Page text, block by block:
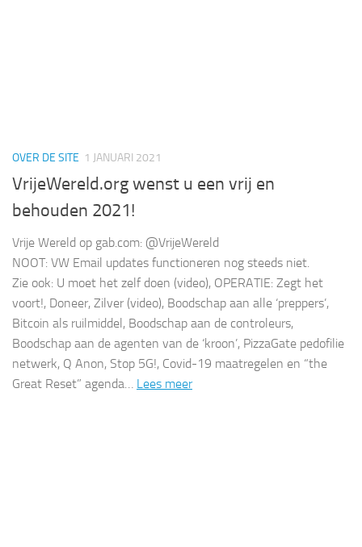
OVER DE SITE 1 JANUARI 2021
VrijeWereld.org wenst u een vrij en
behouden 2021!
Vrije Wereld op gab.com: @VrijeWereld
NOOT: VW Email updates functioneren nog steeds niet.
Zie ook: U moet het zelf doen (video), OPERATIE: Zegt het
voort!, Doneer, Zilver (video), Boodschap aan alle ‘preppers’,
Bitcoin als ruilmiddel, Boodschap aan de controleurs,
Boodschap aan de agenten van de ‘kroon’, PizzaGate pedofilie
netwerk, Q Anon, Stop 5G!, Covid-19 maatregelen en “the
Great Reset” agenda… Lees meer